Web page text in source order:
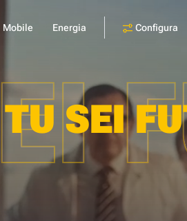
Mobile Energia Configura
TU SEI